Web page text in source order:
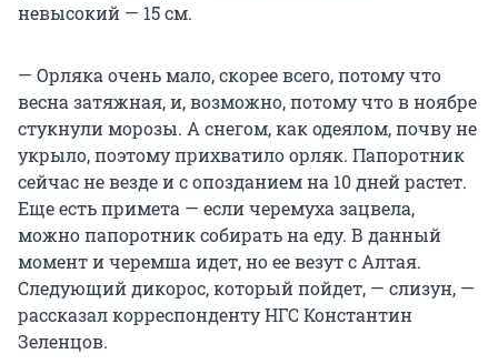
невысокий — 15 см.
— Орляка очень мало, скорее всего, потому что
весна затяжная, и, возможно, потому что в ноябре
стукнули морозы. А снегом, как одеялом, почву не
укрыло, поэтому прихватило орляк. Папоротник
сейчас не везде и с опозданием на 10 дней растет.
Еще есть примета — если черемуха зацвела,
можно папоротник собирать на еду. В данный
момент и черемша идет, но ее везут с Алтая.
Следующий дикорос, который пойдет, — слизун, —
рассказал корреспонденту НГС Константин
Зеленцов.